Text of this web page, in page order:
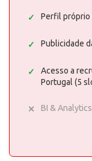
Perfil próprio
Publicidade
Acesso a
Portugal (5
BI &